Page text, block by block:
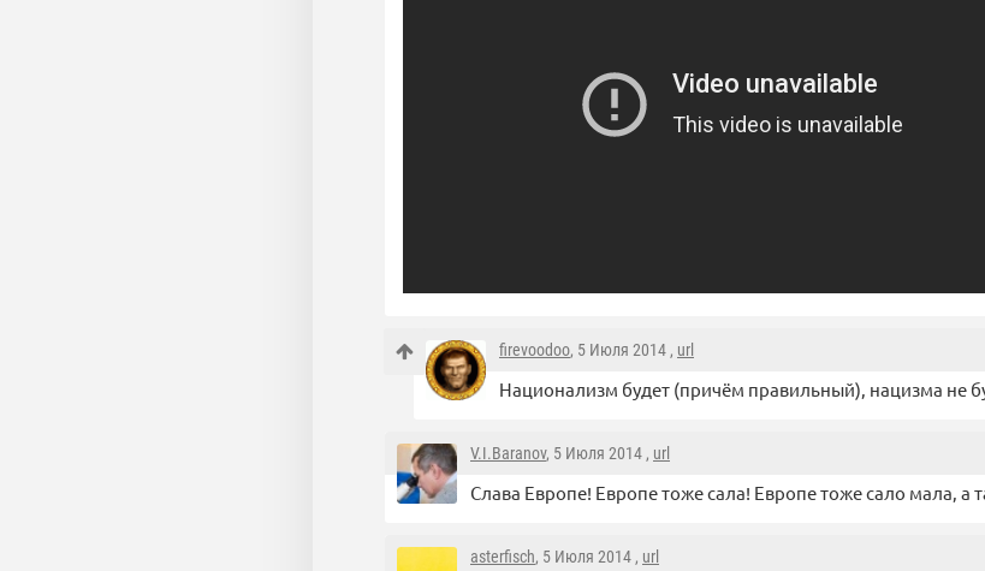
firevoodoo, 5 Июля 2014 , url
Национализм будет (причём правильный), нацизма не
V.I.Baranov, 5 Июля 2014 , url
Слава Европе! Европе тоже сала! Европе тоже сало мала, а
asterfisch, 5 Июля 2014 , url